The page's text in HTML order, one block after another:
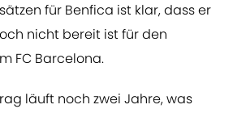
für Benfica ist klar, dass er
nicht bereit ist für den
FC Barcelona.
läuft noch zwei Jahre, was